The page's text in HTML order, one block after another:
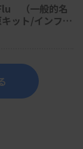
（一般的名
ット/インフル